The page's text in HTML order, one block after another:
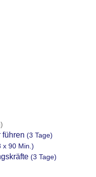
führen (3 Tage)
x 90 Min.)
(3 Tage)